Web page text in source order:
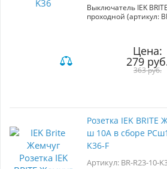
Выключатель IEK
проходной (артикул:
интерьеров
дизайну в жемчужном
IEK предлагает
премиум-материалы
качества. С
переключатель
коммерческих
установке и широкий
использовать его в
стилистическую
выключатель BRITE,
долговечность и
пространства.
Цена:
279
363 руб.
Розетка IEK BRITE
ш 10А в сборе
K36-F
Артикул: BR-R23-10-